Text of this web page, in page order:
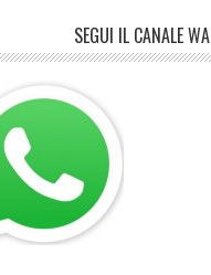
SEGUI IL CANALE WA